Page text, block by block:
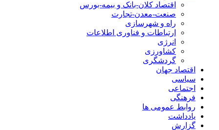
اقتصاد کلان-بانک و بیمه-بورس
صنعت-معدن-تجارت
راه و شهرسازی
ارتباطات و فناوری اطلاعات
انرژی
کشاورزی
گردشگری
اقتصاد جهان
سیاسی
اجتماعی
فرهنگی
روابط عمومی ها
یادداشت
گزارش